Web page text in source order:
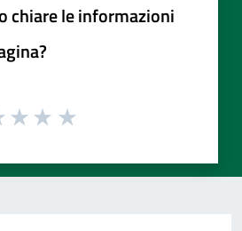
chiare le informazioni